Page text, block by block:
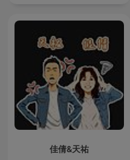
佳倩&天祐